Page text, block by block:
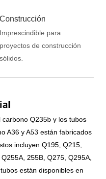
Construcción
Imprescindible para
proyectos de construcción
sólidos.
Q235b y los tubos
A36 y A53 están fabricados
incluyen Q195, Q215,
255B, Q275, Q295A,
están disponibles en